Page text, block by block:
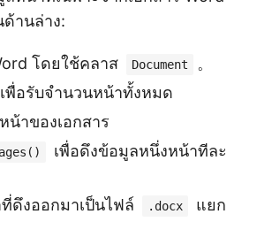
านล่าง:
โดยใช้คลาส Document
。
เพื่อรับจำนวนหน้าทั้งหมด
าของเอกสาร
เพื่อดึงข้อมูลหนึ่งหน้าทีละ
ดึงออกมาเป็นไฟล์
.docx
แยก